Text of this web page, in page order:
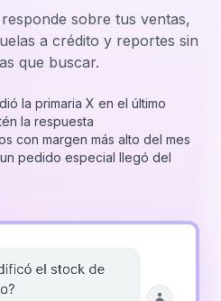
sobre tus ventas,
a crédito y reportes sin
que buscar.
la primaria X en el último
la respuesta
con margen más alto del mes
pedido especial llegó del